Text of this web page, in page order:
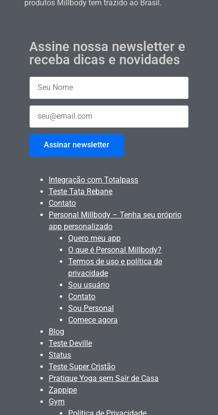
produtos Millbody tem trazido ao Brasil.
Assine nossa newsletter e
receba dicas e novidades
Assinar newsletter
Integração com Totalpass
Teste Tata Rebane
Contato
Personal Millbody – Tenha seu próprio
app personalizado
Quero meu app
O que é Personal Millbody?
Termos de uso e política de
privacidade
Sou usuário
Contato
Sou Personal
Comece agora
Blog
Teste Deville
Status
Teste Super Cristão
Pratique Yoga sem Sair de Casa
Zappipe
Gym
Política de Privacidade